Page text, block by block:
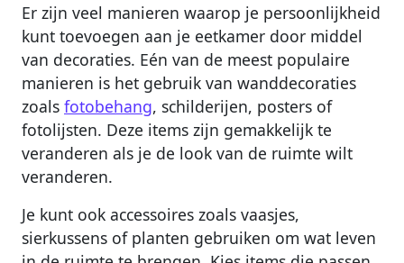
Er zijn veel manieren waarop je persoonlijkheid
kunt toevoegen aan je eetkamer door middel
van decoraties. Eén van de meest populaire
manieren is het gebruik van wanddecoraties
zoals fotobehang, schilderijen, posters of
fotolijsten. Deze items zijn gemakkelijk te
veranderen als je de look van de ruimte wilt
veranderen.
Je kunt ook accessoires zoals vaasjes,
sierkussens of planten gebruiken om wat leven